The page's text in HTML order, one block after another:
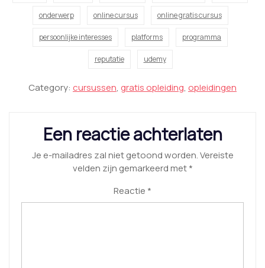
onderwerp online cursus online gratis cursus
persoonlijke interesses platforms programma
reputatie udemy
Category: cursussen, gratis opleiding, opleidingen
Een reactie achterlaten
Je e-mailadres zal niet getoond worden.Vereiste
velden zijn gemarkeerd met*
Reactie *